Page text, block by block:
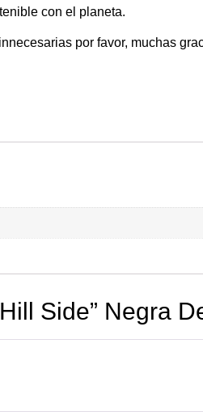
con el planeta.
por favor, muchas
Side” Negra